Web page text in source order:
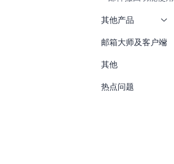
其他产品
邮箱大师及客户端
其他
热点问题